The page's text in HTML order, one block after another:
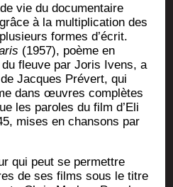
vie du docu­men­taire
à la mul­ti­pli­ca­tion des
formes d’écrit.
(1957), poème en
fleuve par Joris Ivens, a
Jacques Pré­vert, qui
dans œuvres com­plètes
les paroles du film d’Eli
mises en chan­sons par
qui peut se per­mettre
de ses films sous le titre